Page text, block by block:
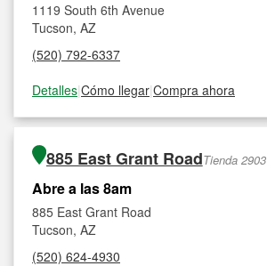
1119 South 6th Avenue
Tucson, AZ
(520) 792-6337
Detalles|Cómo llegar|Compra ahora
885 East Grant RoadTienda 2903
Abre a las 8am
885 East Grant Road
Tucson, AZ
(520) 624-4930